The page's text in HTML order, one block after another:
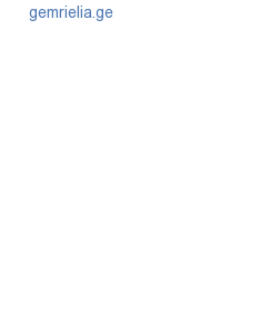
gemrielia.ge